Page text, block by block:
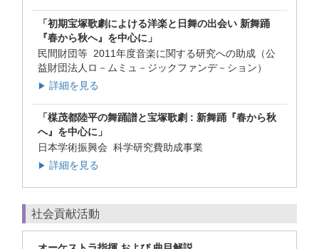
「初期宝塚歌劇によける洋楽と日舞の出会い 新舞踊
『春から秋へ』を中心に」
民間財団等 2011年度音楽に関する研究への助成（公
益財団法人ロ－ムミュ－ジックファンデ－ション）
▶ 詳細を見る
「楳茂都陸平の舞踊譜と宝塚歌劇 : 新舞踊『春から秋
へ』を中心に」
日本学術振興会 科学研究費助成事業
▶ 詳細を見る
社会貢献活動